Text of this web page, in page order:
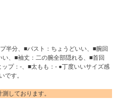
半分、■バスト：ちょうどいい、■腕回
、■袖丈：二の腕全部隠れる、■首回
プ：-、■太もも：- ●丁度いいサイズ感
です。
しております。